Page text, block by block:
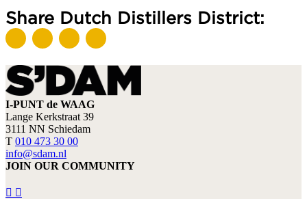
Share Dutch Distillers District:
I-PUNT de WAAG
Lange Kerkstraat 39
3111 NN Schiedam
T 010 473 30 00
info@sdam.nl
JOIN OUR COMMUNITY